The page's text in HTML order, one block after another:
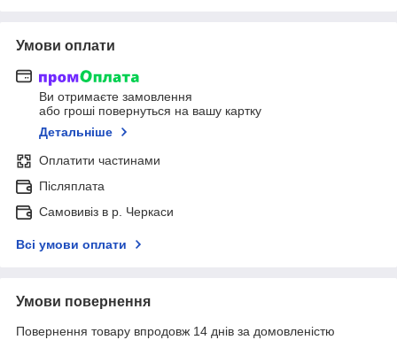
Умови оплати
Ви отримаєте замовлення
або гроші повернуться на вашу картку
Детальніше
Оплатити частинами
Післяплата
Самовивіз в р. Черкаси
Всі умови оплати
Умови повернення
Повернення товару впродовж 14 днів за домовленістю